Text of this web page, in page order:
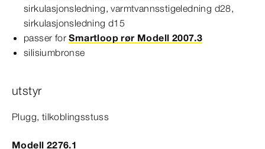
sirkulasjonsledning, varmtvannsstigeledning d28,
sirkulasjonsledning d15
passer forSmartloop rør Modell 2007.3
silisiumbronse
utstyr
Plugg, tilkoblingsstuss
Modell 2276.1